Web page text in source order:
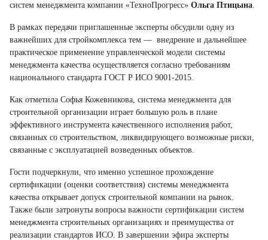
систем менеджмента компании «ТехноПрогресс» Ольга Птицына.
В рамках передачи приглашенные эксперты обсудили одну из
важнейших для стройкомплекса тем — внедрение и дальнейшее
практическое применение управленческой модели системы
менеджмента качества осуществляется согласно требованиям
национального стандарта ГОСТ Р ИСО 9001-2015.
Как отметила Софья Кожевникова, система менеджмента для
строительной организации играет большую роль в плане
эффективного инструмента качественного исполнения работ,
связанных со строительством, ликвидирующего возможные риски,
связанные с эксплуатацией возведенных объектов.
Гости подчеркнули, что именно успешное прохождение
сертификации (оценки соответствия) системы менеджмента
качества открывает допуск строительной компании на рынок.
Также были затронуты вопросы важности сертификации систем
менеджмента строительных организациях и преимущества от
реализации стандартов ИСО. В завершении эфира эксперты